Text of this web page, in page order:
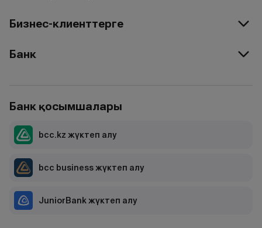
Бизнес-клиенттерге
Банк
Банк қосымшалары
bcc.kz жүктеп алу
bcc business жүктеп алу
JuniorBank жүктеп алу